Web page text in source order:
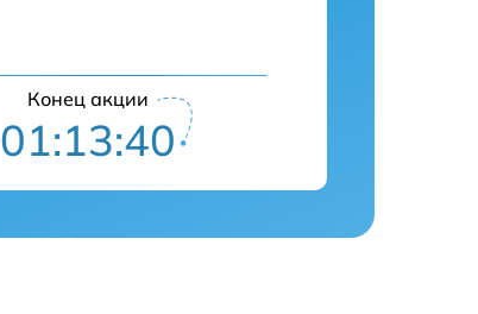
Конец акции
01:13:39